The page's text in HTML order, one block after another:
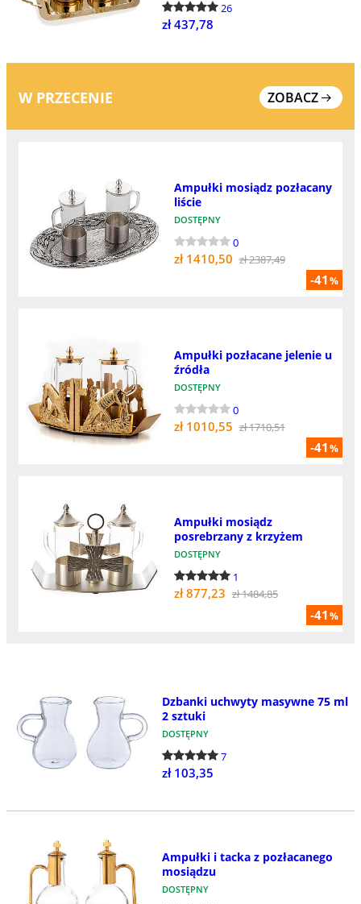
26
zł 437,78
W PRZECENIE ZOBACZ
-41%
Ampułki mosiądz pozłacany
liście
DOSTĘPNY
0
zł 1410,50 zł 2387,49
-41%
Ampułki pozłacane jelenie u
źródła
DOSTĘPNY
0
zł 1010,55 zł 1710,51
-41%
Ampułki mosiądz
posrebrzany z krzyżem
DOSTĘPNY
1
zł 877,23 zł 1484,85
Dzbanki uchwyty masywne 75 ml
2 sztuki
DOSTĘPNY
7
zł 103,35
Ampułki i tacka z pozłacanego
mosiądzu
DOSTĘPNY